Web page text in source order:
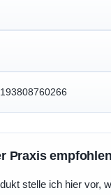
Praxis
stelle ich hier vor,